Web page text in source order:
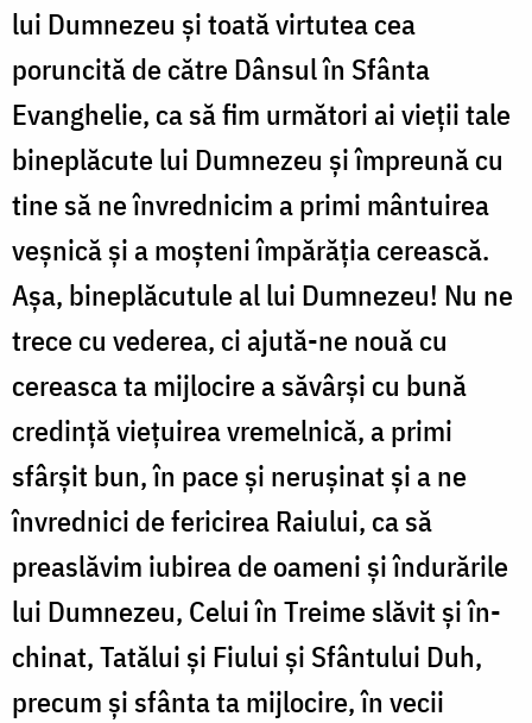
lui Dumnezeu şi toată virtutea cea
poruncită de către Dânsul în Sfânta
Evanghelie, ca să fim următori ai vieţii tale
bineplăcute lui Dumnezeu şi împreună cu
tine să ne învredni­cim a primi mântuirea
veşnică şi a moşteni îm­părăţia cerească.
Aşa, bineplăcutule al lui Dum­nezeu! Nu ne
trece cu vederea, ci ajută-ne nouă cu
cereasca ta mijlocire a săvârşi cu bună
credinţă vieţuirea vremelnică, a primi
sfârşit bun, în pace şi neruşinat şi a ne
învrednici de fericirea Raiu­lui, ca să
preaslăvim iubirea de oameni şi îndu­rările
lui Dumnezeu, Celui în Treime slăvit şi în­
chinat, Tatălui şi Fiului şi Sfântului Duh,
precum şi sfânta ta mijlocire, în vecii